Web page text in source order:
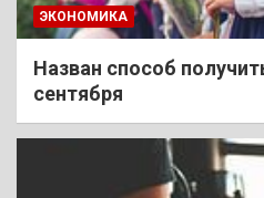
ЭКОНОМИКА
Назван способ
сентября